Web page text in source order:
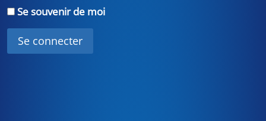
Se souvenir de moi